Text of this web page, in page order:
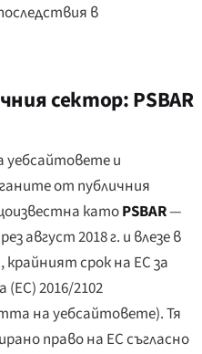
в
сектор: PSBAR
и
от публичния
катоPSBAR—
август 2018 г. и влезе в
, крайният срок на ЕС за
2016/2102
на уебсайтовете). Тя
право на ЕС съгласно